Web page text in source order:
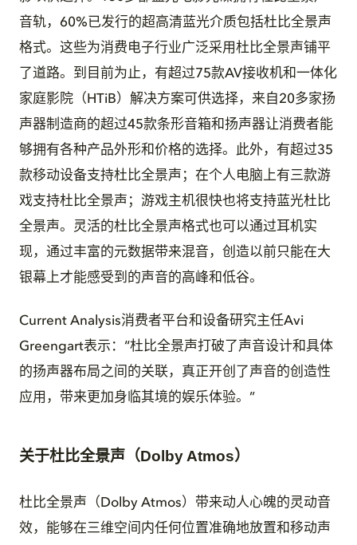
音轨，60%已发行的超高清蓝光介质包括杜比全景声
格式。这些为消费电子行业广泛采用杜比全景声铺平
了道路。到目前为止，有超过75款AV接收机和一体化
家庭影院（HTiB）解决方案可供选择，来自20多家扬
声器制造商的超过45款条形音箱和扬声器让消费者能
够拥有各种产品外形和价格的选择。此外，有超过35
款移动设备支持杜比全景声；在个人电脑上有三款游
戏支持杜比全景声；游戏主机很快也将支持蓝光杜比
全景声。灵活的杜比全景声格式也可以通过耳机实
现，通过丰富的元数据带来混音，创造以前只能在大
银幕上才能感受到的声音的高峰和低谷。
Current Analysis消费者平台和设备研究主任Avi
Greengart表示：“杜比全景声打破了声音设计和具体
的扬声器布局之间的关联，真正开创了声音的创造性
应用，带来更加身临其境的娱乐体验。”
关于杜比全景声（Dolby Atmos）
杜比全景声（Dolby Atmos）带来动人心魄的灵动音
效，能够在三维空间内任何位置准确地放置和移动声